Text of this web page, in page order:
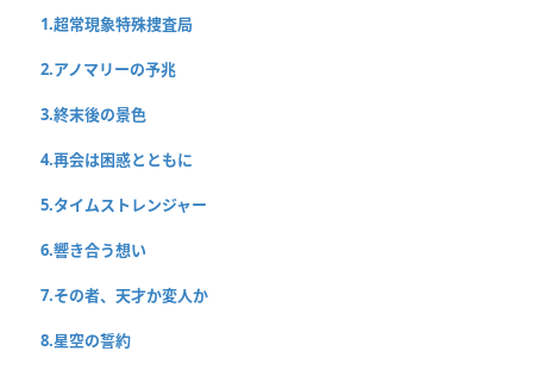
1.超常現象特殊捜査局
2.アノマリーの予兆
3.終末後の景色
4.再会は困惑とともに
5.タイムストレンジャー
6.響き合う想い
7.その者、天才か変人か
8.星空の誓約